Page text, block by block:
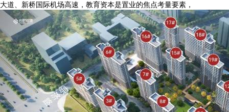
大道、新桥国际机场高速，教育资本是置业的焦点考量要素，